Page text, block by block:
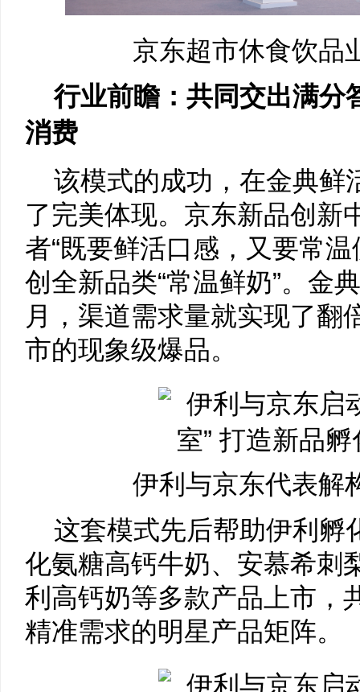
京东超市休食饮品
行业前瞻：共同交出满分
消费
该模式的成功，在金典鲜
了完美体现。京东新品创新
者“既要鲜活口感，又要常
创全新品类“常温鲜奶”。金
月，渠道需求量就实现了翻
市的现象级爆品。
伊利与京东代表解
这套模式先后帮助伊利孵
化氨糖高钙牛奶、安慕希刺
利高钙奶等多款产品上市，
精准需求的明星产品矩阵。